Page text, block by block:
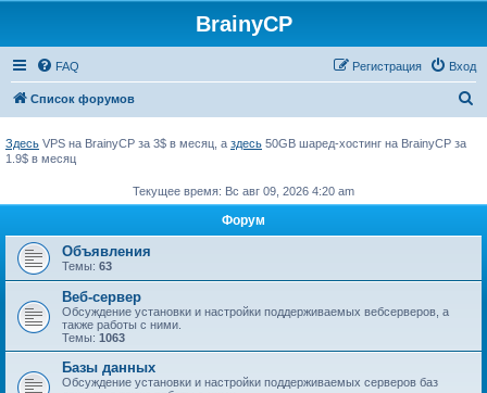
BrainyCP
FAQ Вход
Регистрация
Список форумов
к
Здесь VPS на BrainyCP за 3$ в месяц, а здесь 50GB шаред-хостинг на BrainyCP за
1.9$ в месяц
Текущее время: Вс авг 09, 2026 4:20 am
Форум
Объявления
Темы: 63
Веб-сервер
Обсуждение установки и настройки поддерживаемых вебсерверов, а
также работы с ними.
Темы: 1063
Базы данных
Обсуждение установки и настройки поддерживаемых серверов баз